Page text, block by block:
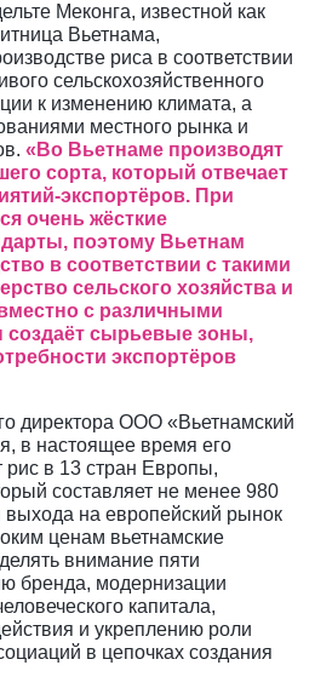
Меконга, известной как
Вьетнама,
риса в соответствии
сельскохозяйственного
к изменению климата, а
местного рынка и
«Во Вьетнаме производят
сорта, который отвечает
экспортёров. При
очень жёсткие
поэтому Вьетнам
в соответствии с такими
сельского хозяйства и
с различными
сырьевые зоны,
экспортёров
директора ООО «Вьетнамский
в настоящее время его
рис в 13 стран Европы,
составляет не менее 980
выхода на европейский рынок
ценам вьетнамские
внимание пяти
бренда, модернизации
капитала,
и укреплению роли
в цепочках создания